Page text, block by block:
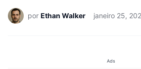
por Ethan Walker janeiro 25,
Ads